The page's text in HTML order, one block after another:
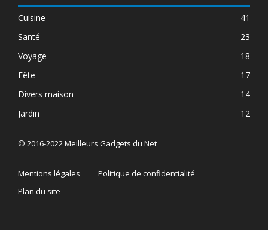
Cuisine
41
Santé
23
Voyage
18
Fête
17
Divers maison
14
Jardin
12
© 2016-2022 Meilleurs Gadgets du Net
Mentions légales
Politique de confidentialité
Plan du site